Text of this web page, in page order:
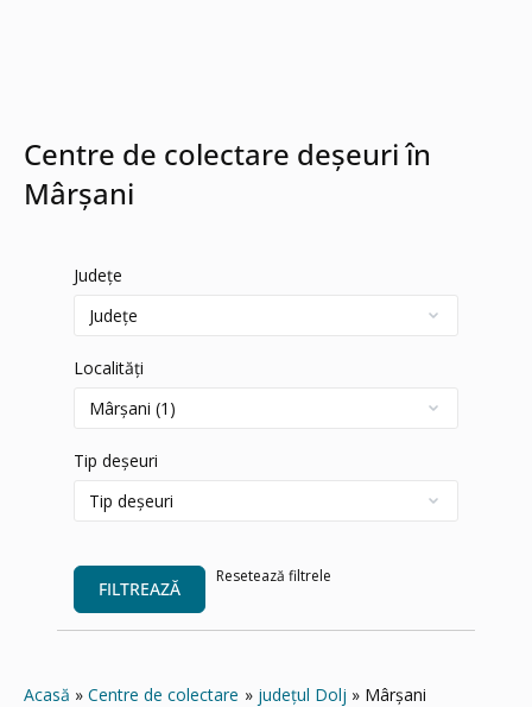
Centre de colectare deșeuri în
Mârșani
Județe
Localități
Tip deșeuri
FILTREAZĂ
Resetează filtrele
Acasă Centre de colectare județul Dolj Mârșani